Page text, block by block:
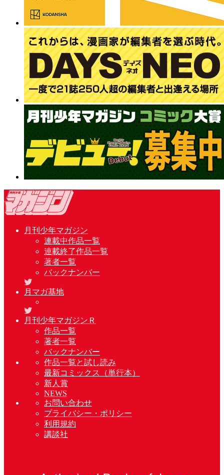
月刊少年マガジン
連載中作品一覧
連載終了作品一覧
著者一覧
バックナンバー
月マガ基地
月刊少年マガジンＲ
作品一覧
著者一覧
バックナンバー
作品一覧と試し読み
最新コミックス（単行本）
新人賞
NEWS
お問い合わせ
プライバシー・ポリシー
利用規約
講談社